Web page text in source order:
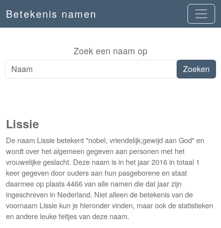
Betekenis namen
Zoek een naam op
Lissie
De naam Lissie betekent "nobel, vriendelijk;gewijd aan God" en
wordt over het algemeen gegeven aan personen met het
vrouwelijke geslacht. Deze naam is in het jaar 2016 in totaal 1
keer gegeven door ouders aan hun pasgeborene en staat
daarmee op plaats 4466 van alle namen die dat jaar zijn
ingeschreven in Nederland. Niet alleen de betekenis van de
voornaam Lissie kun je hieronder vinden, maar ook de statistieken
en andere leuke feitjes van deze naam.